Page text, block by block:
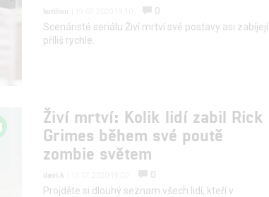
kotilion
0
Scenáristé seriálu Živí mrtví své postavy asi zabíjejí
příliš rychle.
Živí mrtví: Kolik lidí zabil Rick
Grimes během své poutě
zombie světem
davi.k
0
Projděte si dlouhý seznam všech lidí, kteří v